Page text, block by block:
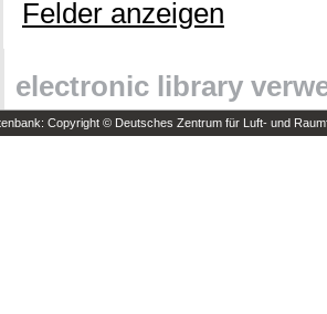
Felder anzeigen
electronic library
Copyright © Deutsches Zentrum für Luft- und